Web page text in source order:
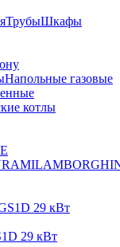
ТрубыШкафы
Напольные газовые
котлы
29 кВт